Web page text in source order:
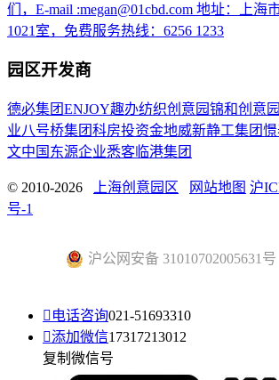
们，E-mail :megan@01cbd.com 地址：上海
1021室，免费服务热线：6256 1233
园区开发商
德必集团ENJOY趣办纺织创意园锦和创意园
业八号桥集团科房投资金地威新静工集团
文中国 东源企业悉客 临港集团
© 2010-2026 上海创意园区 网站地图 沪
号-1
沪公网安备 31010702005631号
 电话咨询021-51693310
添加微信17317213012
复制微信号